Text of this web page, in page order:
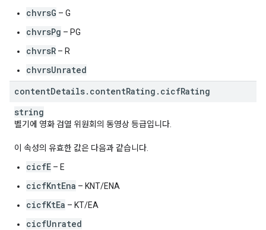
chvrsG – G
chvrsPg – PG
chvrsR – R
chvrsUnrated
contentDetails. contentRating . cicfRating
string
벨기에 영화 검열 위원회의 동영상 등급입니다.
이 속성의 유효한 값은 다음과 같습니다.
cicfE – E
cicfKntEna – KNT/ENA
cicfKtEa – KT/EA
cicfUnrated